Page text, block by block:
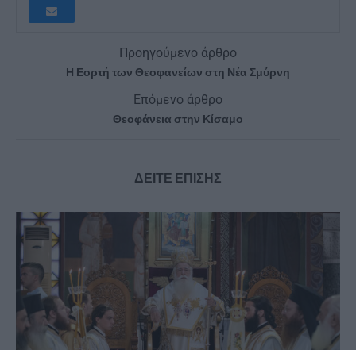
Προηγούμενο άρθρο
Η Εορτή των Θεοφανείων στη Νέα Σμύρνη
Επόμενο άρθρο
Θεοφάνεια στην Κίσαμο
ΔΕΙΤΕ ΕΠΙΣΗΣ